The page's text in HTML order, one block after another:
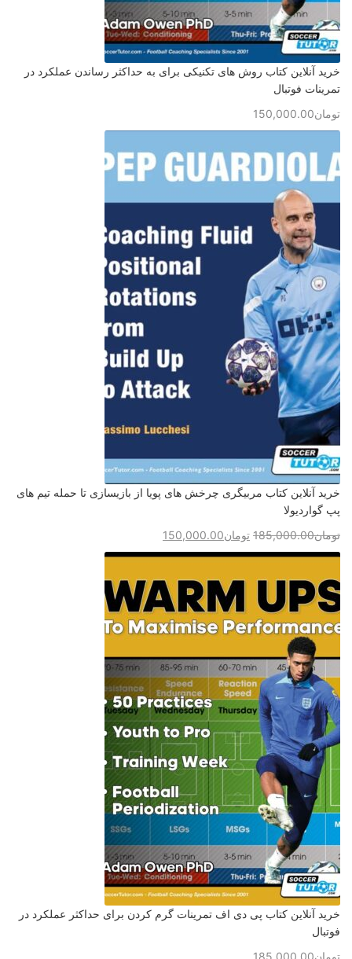
خرید آنلاین کتاب روش های تکنیکی برای به حداکثر رساندن عملکرد در
تمرینات فوتبال
تومان150,000.00
خرید آنلاین کتاب مربیگری چرخش های پویا از بازیسازی تا حمله تیم های
پپ گواردیولا
تومان185,000.00 تومان150,000.00
خرید آنلاین کتاب پی دی اف تمرینات گرم کردن برای حداکثر عملکرد در
فوتبال
تومان185,000.00